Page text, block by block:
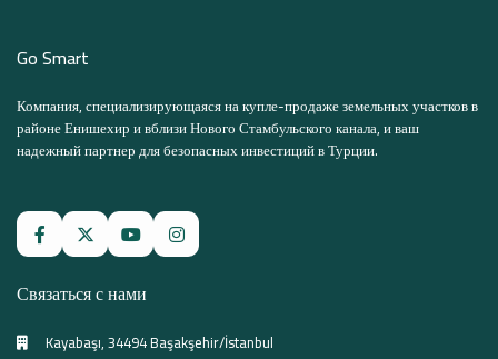
Go Smart
Компания, специализирующаяся на купле-продаже земельных участков в
районе Енишехир и вблизи Нового Стамбульского канала, и ваш
надежный партнер для безопасных инвестиций в Турции.
Связаться с нами
Kayabaşı, 34494 Başakşehir/İstanbul